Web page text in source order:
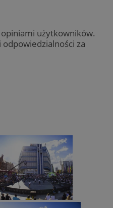
użytkowników.
za